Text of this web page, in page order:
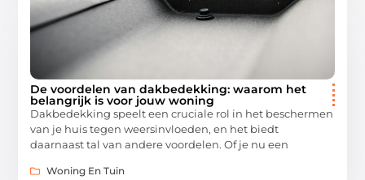
De voordelen van dakbedekking: waarom het
belangrijk is voor jouw woning
Dakbedekking speelt een cruciale rol in het beschermen
van je huis tegen weersinvloeden, en het biedt
daarnaast tal van andere voordelen. Of je nu een
Woning En Tuin